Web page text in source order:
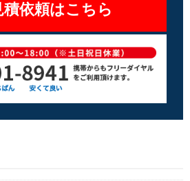
積依頼はこちら